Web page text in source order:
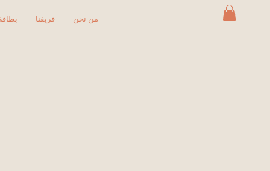
فريقنا من نحن